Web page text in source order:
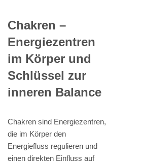
Chakren –
Energiezentren
im Körper und
Schlüssel zur
inneren Balance
Chakren sind Energiezentren,
die im Körper den
Energiefluss regulieren und
einen direkten Einfluss auf